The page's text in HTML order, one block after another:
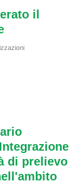
il
di prelievo